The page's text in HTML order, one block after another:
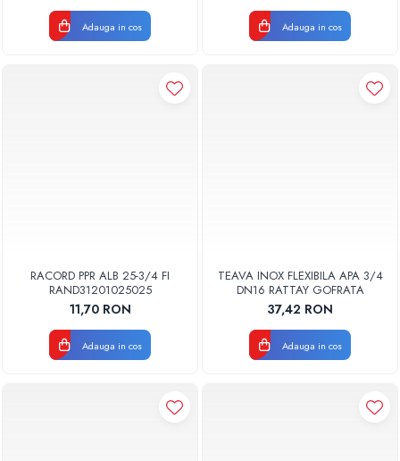
Adauga in cos Adauga in cos
RACORD PPR ALB 25-3/4 FI
RAND31201025025
11,70 RON
Adauga in cos
TEAVA INOX FLEXIBILA APA 3/4
DN16 RATTAY GOFRATA
37,42 RON
Adauga in cos